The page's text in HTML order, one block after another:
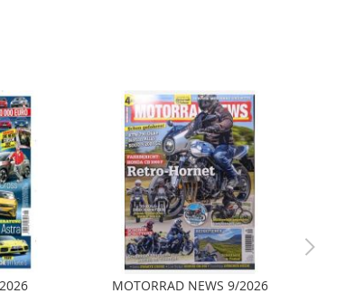
MOTORRAD NEWS 9/2026